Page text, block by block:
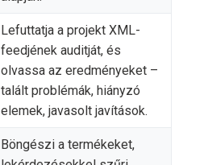
Lefuttatja a projekt XML-
feedjének auditját, és
olvassa az eredményeket –
talált problémák, hiányzó
elemek, javasolt javítások.
Böngészi a termékeket,